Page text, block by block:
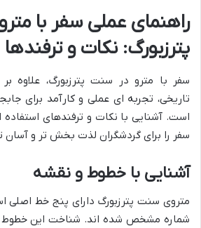
راهنمای عملی سفر با
پترزبورگ: نکات و ترفندها
سفر با مترو در سنت پترزبورگ، علاوه
تاریخی، تجربه ای عملی و کارآمد برای
است. آشنایی با نکات و ترفندهای استفاده
سفر را برای گردشگران لذت بخش تر و آسان
آشنایی با خطوط و نقشه
متروی سنت پترزبورگ دارای پنج خط
شماره مشخص شده اند. شناخت این خطوط